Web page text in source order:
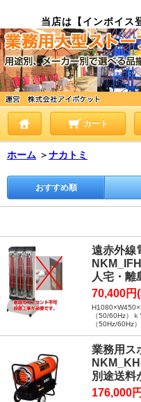
当店は【インボイス
カート
ホーム ＞ナカトミ
おすすめ順
遠赤外
人宅・離
70,400円
（50/60Hz）
（50Hz/60Hz
業務用
別途送料
176,000